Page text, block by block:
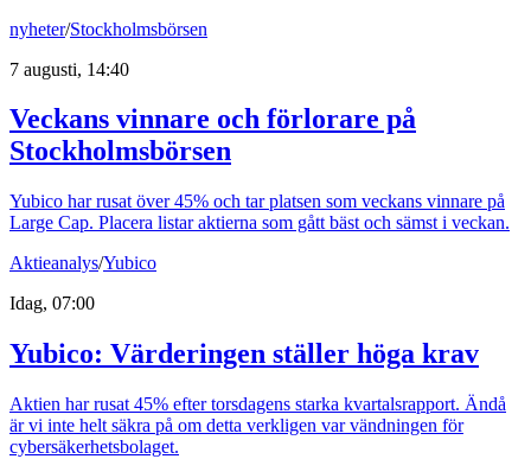
nyheter/Stockholmsbörsen
7 augusti, 14:40
Veckans vinnare och förlorare på
Stockholmsbörsen
Yubico har rusat över 45% och tar platsen som veckans vinnare på
Large Cap. Placera listar aktierna som gått bäst och sämst i veckan.
Aktieanalys/Yubico
Idag, 07:00
Yubico: Värderingen ställer höga krav
Aktien har rusat 45% efter torsdagens starka kvartalsrapport. Ändå
är vi inte helt säkra på om detta verkligen var vändningen för
cybersäkerhetsbolaget.